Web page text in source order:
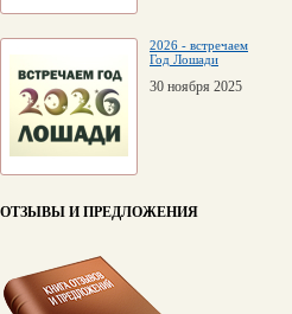
2026 - встречаем
Год Лошади
30 ноября 2025
ОТЗЫВЫ И ПРЕДЛОЖЕНИЯ